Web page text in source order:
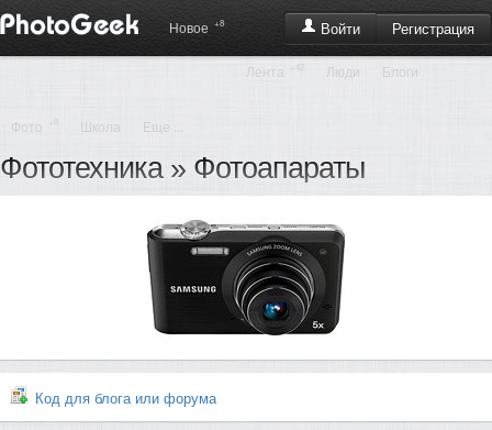
Войти Регистрация
Новое +8
Лента +42 Люди Блоги
Фото Школа Еще ...
Фототехника» Фотоапараты
Код для блога или форума